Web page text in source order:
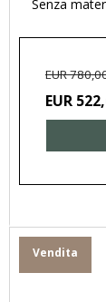
Senza
EUR
EUR
Vendita